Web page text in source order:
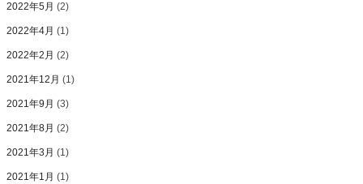
2022年5月 (2)
2022年4月 (1)
2022年2月 (2)
2021年12月 (1)
2021年9月 (3)
2021年8月 (2)
2021年3月 (1)
2021年1月 (1)